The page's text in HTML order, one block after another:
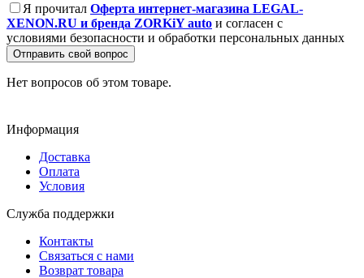
Я прочитал Оферта интернет-магазина LEGAL-
XENON.RU и бренда ZORKiY auto и согласен с
условиями безопасности и обработки персональных данных
Отправить свой вопрос
Нет вопросов об этом товаре.
Информация
Доставка
Оплата
Условия
Служба поддержки
Контакты
Связаться с нами
Возврат товара